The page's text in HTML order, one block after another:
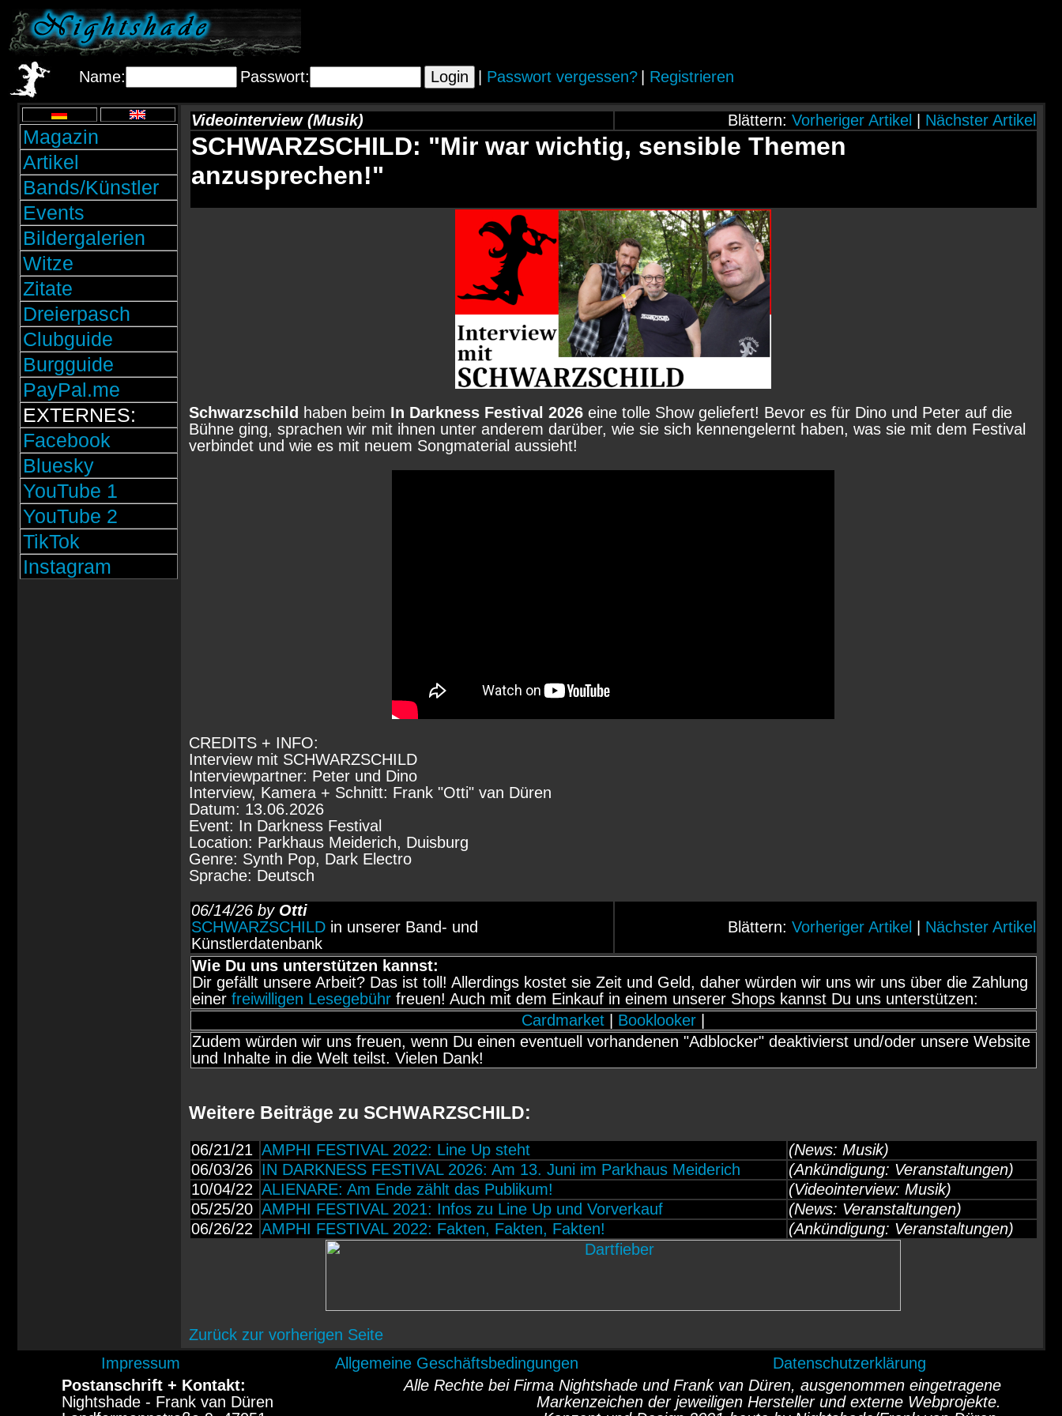
Name: Passwort: Passwort vergessen? Registrieren
Magazin
Artikel
Bands/Künstler
Events
Bildergalerien
Witze
Zitate
Dreierpasch
Clubguide
Burgguide
PayPal.me
EXTERNES:
Facebook
Bluesky
YouTube 1
YouTube 2
TikTok
Instagram
Videointerview (Musik) Blättern: Vorheriger Artikel Nächster Artikel
SCHWARZSCHILD: "Mir war wichtig, sensible Themen
anzusprechen!"
Schwarzschild haben beim In Darkness Festival 2026eine tolle Show geliefert! Bevor es für Dino und Peter auf die
Bühne ging, sprachen wir mit ihnen unter anderem darüber, wie sie sich kennengelernt haben, was sie mit dem Festival
verbindet und wie es mit neuem Songmaterial aussieht!
CREDITS + INFO:
Interview mit SCHWARZSCHILD
Interviewpartner: Peter und Dino
Interview, Kamera + Schnitt: Frank "Otti" van Düren
Datum: 13.06.2026
Event: In Darkness Festival
Location: Parkhaus Meiderich, Duisburg
Genre: Synth Pop, Dark Electro
Sprache: Deutsch
06/14/26 by Otti
SCHWARZSCHILDin unserer Band- und
Künstlerdatenbank
Blättern: Vorheriger Artikel | Nächster Artikel
Wie Du uns unterstützen kannst:
Dir gefällt unsere Arbeit? Das ist toll! Allerdings kostet sie Zeit und Geld, daher würden wir uns wir uns über die Zahlung
einer freiwilligen Lesegebührfreuen! Auch mit dem Einkauf in einem unserer Shops kannst Du uns unterstützen:
Cardmarket | Booklooker |
Zudem würden wir uns freuen, wenn Du einen eventuell vorhandenen "Adblocker" deaktivierst und/oder unsere Website
und Inhalte in die Welt teilst. Vielen Dank!
Weitere Beiträge zu SCHWARZSCHILD:
06/21/21 AMPHI FESTIVAL 2022: Line Up steht
(News: Musik)
06/03/26 IN DARKNESS FESTIVAL 2026: Am 13. Juni im Parkhaus Meiderich
(Ankündigung: Veranstaltungen)
10/04/22 ALIENARE: Am Ende zählt das Publikum!
(Videointerview: Musik)
05/25/20 AMPHI FESTIVAL 2021: Infos zu Line Up und Vorverkauf
(News: Veranstaltungen)
06/26/22 AMPHI FESTIVAL 2022: Fakten, Fakten, Fakten! (Ankündigung: Veranstaltungen)
Zurück zur vorherigen Seite
Impressum
Allgemeine Geschäftsbedingungen
Datenschutzerklärung
Postanschrift + Kontakt:
Nightshade - Frank van Düren
Alle Rechte bei Firma Nightshade und Frank van Düren, ausgenommen eingetragene
Markenzeichen der jeweiligen Hersteller und externe Webprojekte.